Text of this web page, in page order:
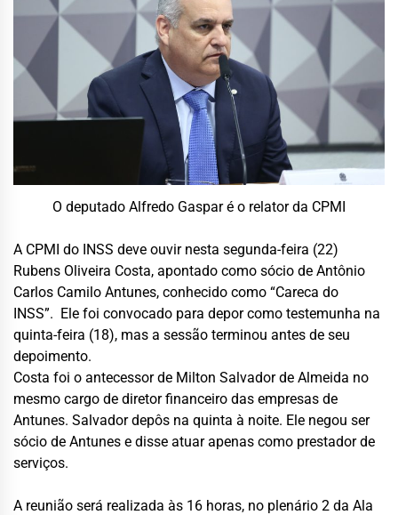
O deputado Alfredo Gaspar é o relator da CPMI
A CPMI do INSS deve ouvir nesta segunda-feira (22)
Rubens Oliveira Costa, apontado como sócio de Antônio
Carlos Camilo Antunes, conhecido como “Careca do
INSS”. Ele foi convocado para depor como testemunha na
quinta-feira (18), mas a sessão terminou antes de seu
depoimento.
Costa foi o antecessor de Milton Salvador de Almeida no
mesmo cargo de diretor financeiro das empresas de
Antunes. Salvador depôs na quinta à noite. Ele negou ser
sócio de Antunes e disse atuar apenas como prestador de
serviços.
A reunião será realizada às 16 horas, no plenário 2 da Ala